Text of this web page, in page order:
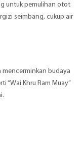
untuk pemulihan otot
seimbang, cukup air
mencerminkan budaya
“Wai Khru Ram Muay”